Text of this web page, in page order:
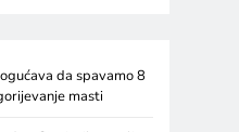
da spavamo 8
masti